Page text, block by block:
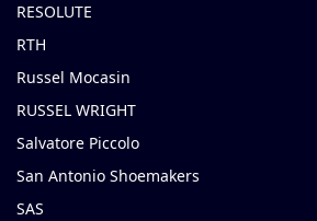
RESOLUTE
RTH
Russel Mocasin
RUSSEL WRIGHT
Salvatore Piccolo
San Antonio Shoemakers
SAS